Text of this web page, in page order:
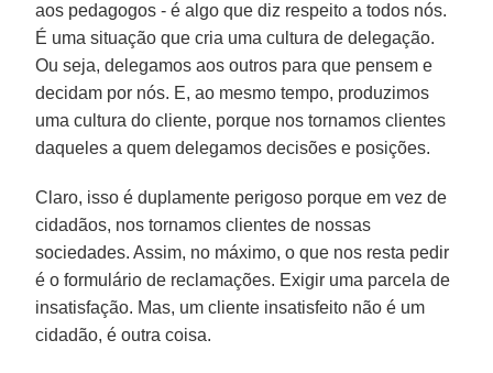
aos pedagogos - é algo que diz respeito a todos nós.
É uma situação que cria uma cultura de delegação.
Ou seja, delegamos aos outros para que pensem e
decidam por nós. E, ao mesmo tempo, produzimos
uma cultura do cliente, porque nos tornamos clientes
daqueles a quem delegamos decisões e posições.
Claro, isso é duplamente perigoso porque em vez de
cidadãos, nos tornamos clientes de nossas
sociedades. Assim, no máximo, o que nos resta pedir
é o formulário de reclamações. Exigir uma parcela de
insatisfação. Mas, um cliente insatisfeito não é um
cidadão, é outra coisa.